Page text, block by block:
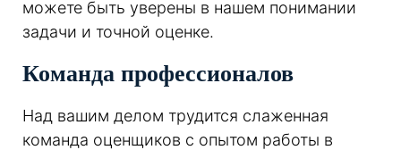
можете быть уверены в нашем понимании
задачи и точной оценке.
Команда профессионалов
Над вашим делом трудится слаженная
команда оценщиков с опытом работы в